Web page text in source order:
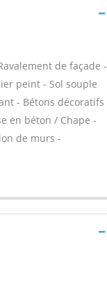
de façade -
peint - Sol souple
- Bétons décoratifs
en béton / Chape -
de murs -